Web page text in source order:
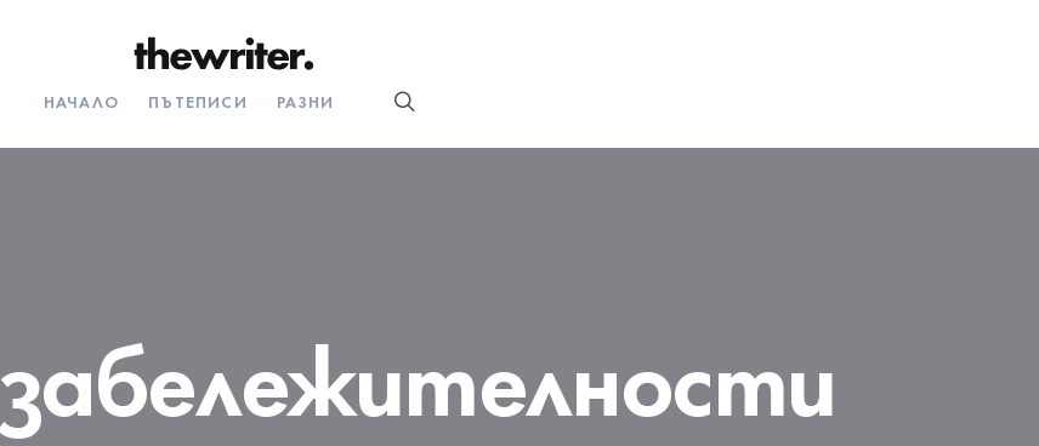
НАЧАЛО ПЪТЕПИСИ РАЗНИ
забележителности